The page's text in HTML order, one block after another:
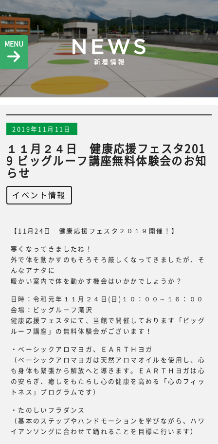
MENU
2019年11月11日
１１月２４日 健康応援フェスタ201
9 ビッグルーフ講座無料体験会のお知
らせ
イベント情報
【11月24日 健康応援フェスタ２０１９開催！】
寒くなってきましたね！
外で体を動かすのもそろそろ厳しくなってきましたが、そ
んなアナタに
暖かい室内で体を動かす機会はいかかでしょうか？
日時：令和元年１１月２４日(日)１０：００～１６：００
会場：ビッグルーフ滝沢
健康応援フェスタにて、当館で開催しております「ビッグ
ルーフ講座」の無料体験会がございます！
・ベーシックアロマヨガ、ＥＡＲＴＨヨガ
（ベーシックアロマヨガは天然アロマオイルを使用し、心
も身体も緊張から解放へと導きます。ＥＡＲＴＨヨガは心
の安らぎ、癒しをもたらし心の健康を高める「心のフィッ
トネス」プログラムです）
・たのしいフラダンス
（基本のステップやハンドモーションを学びながら、ハワ
イアンソングに合わせて踊れることを目標に行います）